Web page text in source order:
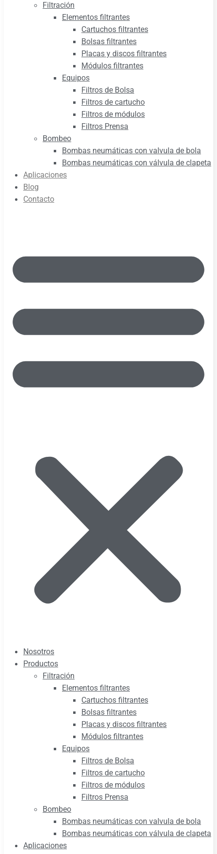
Filtración
Elementos filtrantes
Cartuchos filtrantes
Bolsas filtrantes
Placas y discos filtrantes
Módulos filtrantes
Equipos
Filtros de Bolsa
Filtros de cartucho
Filtros de módulos
Filtros Prensa
Bombeo
Bombas neumáticas con valvula de bola
Bombas neumáticas con válvula de clapeta
Aplicaciones
Blog
Contacto
Nosotros
Productos
Filtración
Elementos filtrantes
Cartuchos filtrantes
Bolsas filtrantes
Placas y discos filtrantes
Módulos filtrantes
Equipos
Filtros de Bolsa
Filtros de cartucho
Filtros de módulos
Filtros Prensa
Bombeo
Bombas neumáticas con valvula de bola
Bombas neumáticas con válvula de clapeta
Aplicaciones